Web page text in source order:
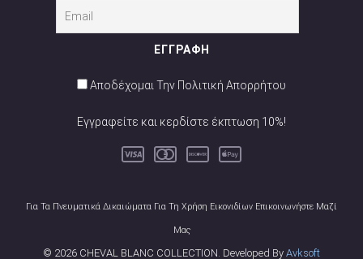
Αποδέχομαι Την Πολιτική Απορρήτου
Εγγραφείτε και κερδίστε έκπτωση 10%!
Για Τα Πνευματικά Δικαιώματα Για Τη Χρήση Εικονιδίων Επικοινωνήστε Μαζί
Μας
© 2026 CHEVAL BLANC COLLECTION. Developed By Avksoft